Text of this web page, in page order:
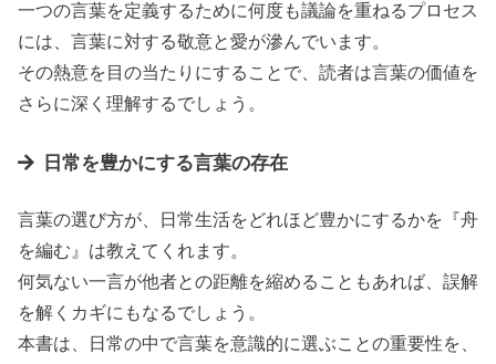
一つの言葉を定義するために何度も議論を重ねるプロセス
には、言葉に対する敬意と愛が滲んでいます。
その熱意を目の当たりにすることで、読者は言葉の価値を
さらに深く理解するでしょう。
日常を豊かにする言葉の存在
言葉の選び方が、日常生活をどれほど豊かにするかを『舟
を編む』は教えてくれます。
何気ない一言が他者との距離を縮めることもあれば、誤解
を解くカギにもなるでしょう。
本書は、日常の中で言葉を意識的に選ぶことの重要性を、